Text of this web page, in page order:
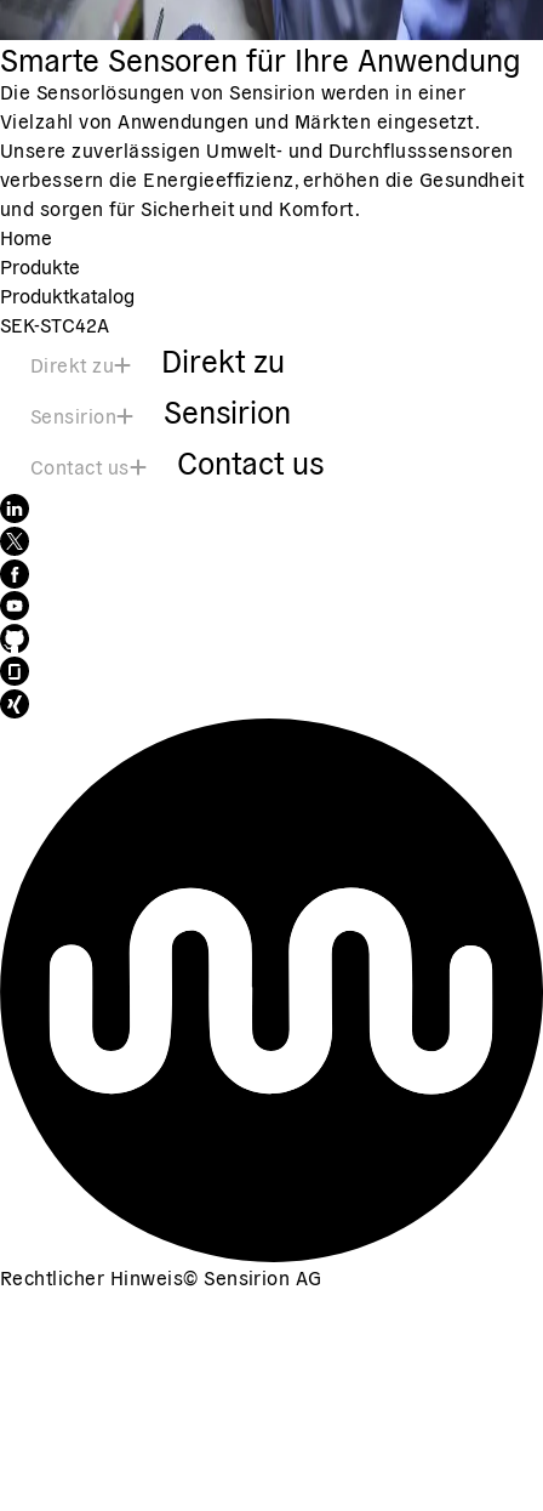
Smarte Sensoren für Ihre Anwendung
Die Sensorlösungen von Sensirion werden in einer
Vielzahl von Anwendungen und Märkten eingesetzt.
Unsere zuverlässigen Umwelt- und Durchflusssensoren
verbessern die Energieeffizienz, erhöhen die Gesundheit
und sorgen für Sicherheit und Komfort.
Home
Produkte
Produktkatalog
SEK-STC42A
Direkt zu
Direkt zu
Sensirion Sensirion
Contact us Contact us
Rechtlicher Hinweis©Sensirion AG